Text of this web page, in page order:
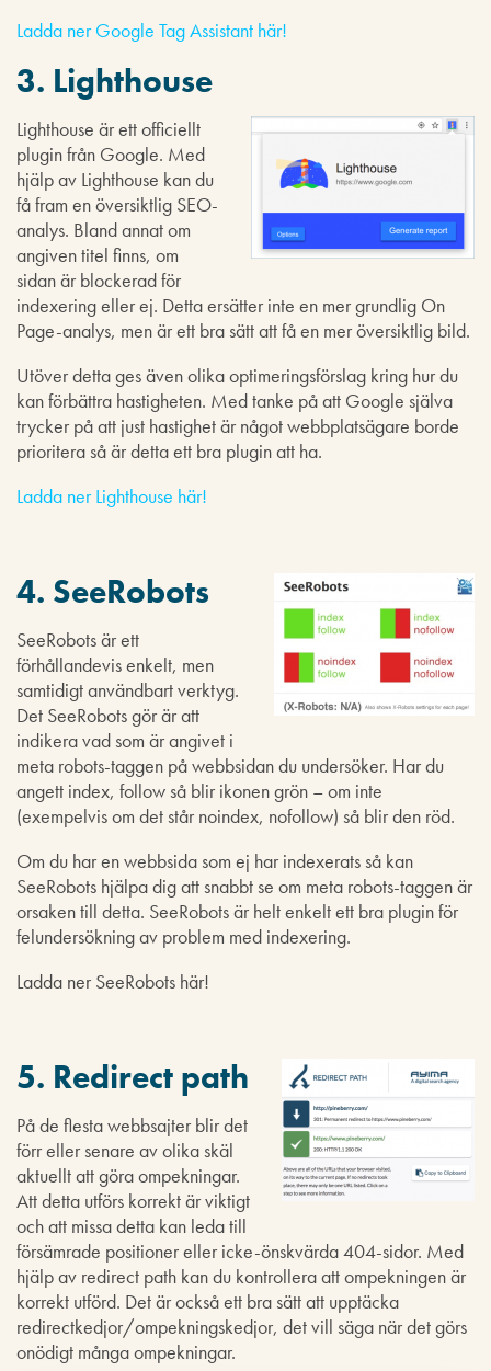
Ladda ner Google Tag Assistant här!
3. Lighthouse
Lighthouse är ett officiellt
plugin från Google. Med
hjälp av Lighthouse kan du
få fram en översiktlig SEO-
analys. Bland annat om
angiven titel finns, om
sidan är blockerad för
indexering eller ej. Detta ersätter inte en mer grundlig On
Page-analys, men är ett bra sätt att få en mer översiktlig bild.
Utöver detta ges även olika optimeringsförslag kring hur du
kan förbättra hastigheten. Med tanke på att Google själva
trycker på att just hastighet är något webbplatsägare borde
prioritera så är detta ett bra plugin att ha.
Ladda ner Lighthouse här!
4. SeeRobots
SeeRobots är ett
förhållandevis enkelt, men
samtidigt användbart verktyg.
Det SeeRobots gör är att
indikera vad som är angivet i
meta robots-taggen på webbsidan du undersöker. Har du
angett index, follow så blir ikonen grön – om inte
(exempelvis om det står noindex, nofollow) så blir den röd.
Om du har en webbsida som ej har indexerats så kan
SeeRobots hjälpa dig att snabbt se om meta robots-taggen är
orsaken till detta. SeeRobots är helt enkelt ett bra plugin för
felundersökning av problem med indexering.
Ladda ner SeeRobots här!
5. Redirect path
På de flesta webbsajter blir det
förr eller senare av olika skäl
aktuellt att göra ompekningar.
Att detta utförs korrekt är viktigt
och att missa detta kan leda till
försämrade positioner eller icke-önskvärda 404-sidor. Med
hjälp av redirect path kan du kontrollera att ompekningen är
korrekt utförd. Det är också ett bra sätt att upptäcka
redirectkedjor/ompekningskedjor, det vill säga när det görs
onödigt många ompekningar.